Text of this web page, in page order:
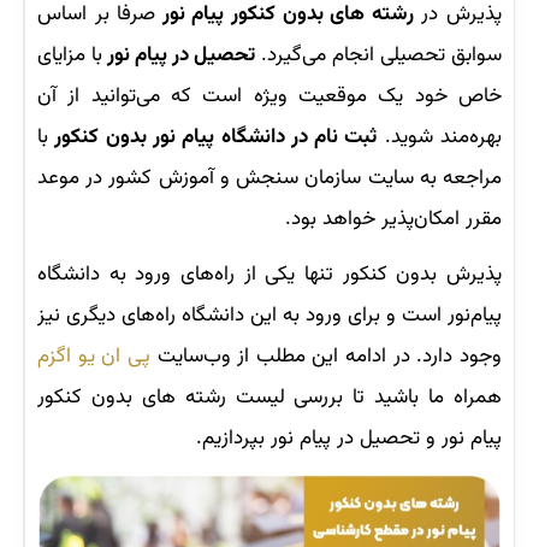
پذیرش دررشته های بدون کنکور پیام نور صرفا بر اساس
سوابق تحصیلی انجام می‌گیرد. تحصیل در پیام نوربا مزایای
خاص خود یک موقعیت ویژه است که می‌توانید از آن
بهره‌مند شوید. ثبت نام در دانشگاه پیام نور بدون کنکوربا
مراجعه به سایت سازمان سنجش و آموزش کشور در موعد
مقرر امکان‌پذیر خواهد بود.
پذیرش بدون کنکور تنها یکی از راه‌های ورود به دانشگاه
پیام‌نور است و برای ورود به این دانشگاه‌ راه‌های دیگری نیز
وجود دارد. در ادامه این مطلب از وب‌سایت پی ان یو اگزم
همراه ما باشید تا بررسی لیست رشته های بدون کنکور
پیام نور و تحصیل در پیام نور بپردازیم.